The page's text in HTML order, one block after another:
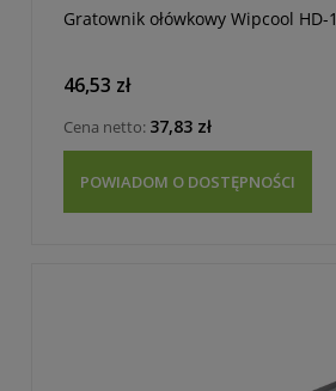
Gratownik ołówkowy Wipcool HD-1
46,53 zł
Cena netto: 37,83 zł
POWIADOM O DOSTĘPNOŚCI